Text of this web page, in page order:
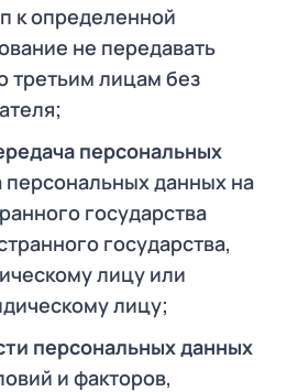
к определенной
не передавать
лицам без
персональных
персональных данных на
государства
государства,
лицу или
лицу;
персональных данных
и факторов,